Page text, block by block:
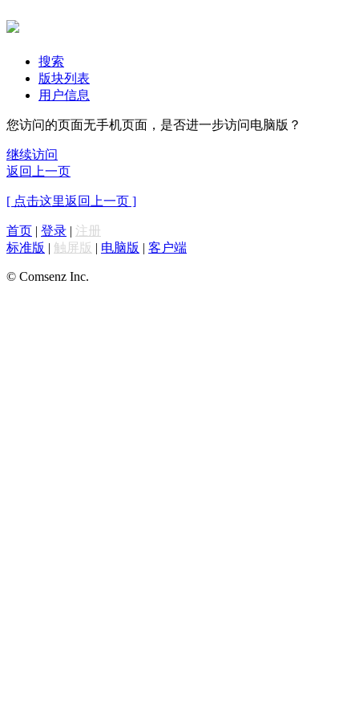
搜索
版块列表
用户信息
您访问的页面无手机页面，是否进一步访问电脑版？
继续访问
返回上一页
[ 点击这里返回上一页 ]
首页 | 登录 | 注册
标准版 | 触屏版 | 电脑版 | 客户端
© Comsenz Inc.